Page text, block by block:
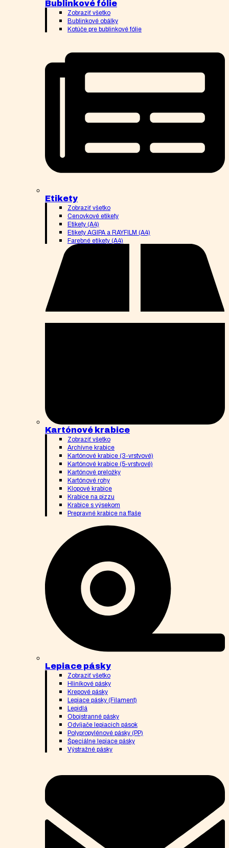
Bublinkové fólie
Zobraziť všetko
Bublinkové obálky
Kotúče pre bublinkové fólie
Etikety
Zobraziť všetko
Cenovkové etikety
Etikety (A4)
Etikety AGIPA a RAYFILM (A4)
Farebné etikety (A4)
Kartónové krabice
Zobraziť všetko
Archívne krabice
Kartónové krabice (3-vrstvové)
Kartónové krabice (5-vrstvové)
Kartónové preložky
Kartónové rohy
Klopové krabice
Krabice na pizzu
Krabice s výsekom
Prepravné krabice na fľaše
Lepiace pásky
Zobraziť všetko
Hliníkové pásky
Krepové pásky
Lepiace pásky (Filament)
Lepidlá
Obojstranné pásky
Odvíjače lepiacich pások
Polypropylénové pásky (PP)
Špeciálne lepiace pásky
Výstražné pásky